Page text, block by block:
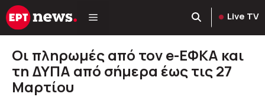
Μετάβαση
σε
Live TV
Οι πληρωμές από τον e-ΕΦΚΑ και
τη ΔΥΠΑ από σήμερα έως τις 27
Μαρτίου